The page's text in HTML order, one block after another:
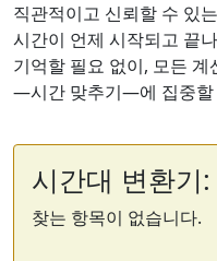
직관적이고 신뢰할 수 있
시간이 언제 시작되고 끝
기억할 필요 없이, 모든
—시간 맞추기—에 집중할
시간대 변환기:
찾는 항목이 없습니다.